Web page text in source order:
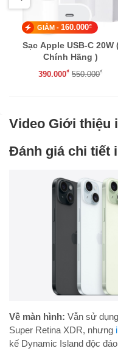
GIẢM - 160.000₫
Sạc Apple USB-C 20W
Chính Hãng )
390.000₫ 550.000₫
Video Giới thiệu
Đánh giá chi tiết
Về màn hình: Vẫn sử
Super Retina XDR, nhưng
kế Dynamic Island độc